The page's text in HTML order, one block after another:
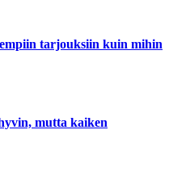
tarjouksiin kuin mihin
mutta kaiken